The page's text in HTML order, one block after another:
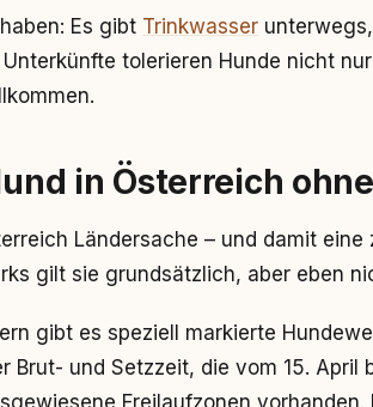
Es gibt Trinkwasser
tolerieren Hunde nicht
in Österreich ohne
Ländersache – und damit eine
gilt sie grundsätzlich, aber eben
gibt es speziell markierte
Brut- und Setzzeit, die vom 15. April
Freilaufzonen vorhanden.